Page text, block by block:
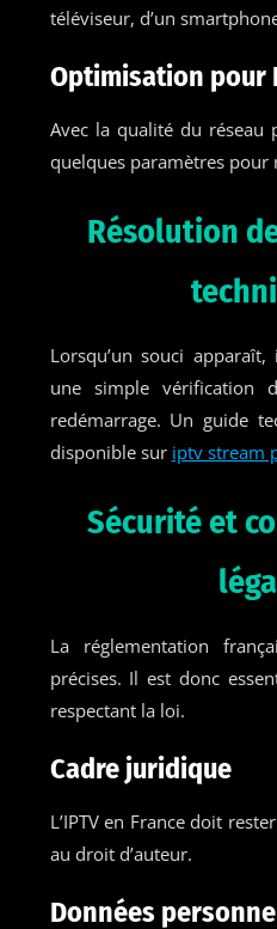
téléviseur, d’un
Optimisation pour
Avec la qualité du réseau
quelques paramètres pour
Résolution
Lorsqu’un souci
une simple vérification
redémarrage. Un guide
disponible sur iptv stream
Sécurité et
La réglementation
précises. Il est donc
respectant la loi.
Cadre juridique
L’IPTV en France doit
au droit d’auteur.
Données